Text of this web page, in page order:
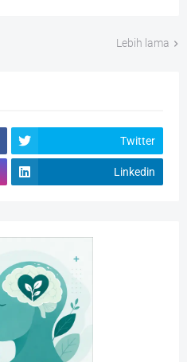
Lebih lama
Twitter
Linkedin